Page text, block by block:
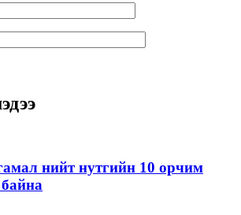
нийт нутгийн 10 орчим